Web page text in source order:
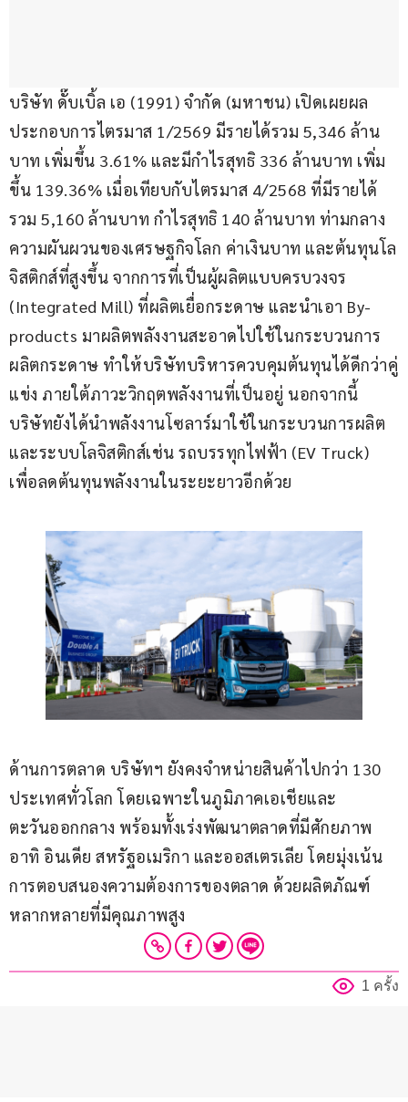
บริษัท ดั๊บเบิ้ล เอ (1991) จำกัด (มหาชน) เปิดเผยผล
ประกอบการไตรมาส 1/2569 มีรายได้รวม 5,346 ล้าน
บาท เพิ่มขึ้น 3.61% และมีกำไรสุทธิ 336 ล้านบาท เพิ่ม
ขึ้น 139.36% เมื่อเทียบกับไตรมาส 4/2568 ที่มีรายได้
รวม 5,160 ล้านบาท กำไรสุทธิ 140 ล้านบาท ท่ามกลาง
ความผันผวนของเศรษฐกิจโลก ค่าเงินบาท และต้นทุนโล
จิสติกส์ที่สูงขึ้น จากการที่เป็นผู้ผลิตแบบครบวงจร
(Integrated Mill) ที่ผลิตเยื่อกระดาษ และนำเอา By-
products มาผลิตพลังงานสะอาดไปใช้ในกระบวนการ
ผลิตกระดาษ ทำให้บริษัทบริหารควบคุมต้นทุนได้ดีกว่าคู่
แข่ง ภายใต้ภาวะวิกฤตพลังงานที่เป็นอยู่ นอกจากนี้
บริษัทยังได้นำพลังงานโซลาร์มาใช้ในกระบวนการผลิต
และระบบโลจิสติกส์เช่น รถบรรทุกไฟฟ้า (EV Truck)
เพื่อลดต้นทุนพลังงานในระยะยาวอีกด้วย
ด้านการตลาด บริษัทฯ ยังคงจำหน่ายสินค้าไปกว่า 130
ประเทศทั่วโลก โดยเฉพาะในภูมิภาคเอเชียและ
ตะวันออกกลาง พร้อมทั้งเร่งพัฒนาตลาดที่มีศักยภาพ
อาทิ อินเดีย สหรัฐอเมริกา และออสเตรเลีย โดยมุ่งเน้น
การตอบสนองความต้องการของตลาด ด้วยผลิตภัณฑ์
หลากหลายที่มีคุณภาพสูง
1 ครั้ง